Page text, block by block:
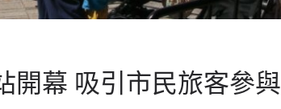
開幕 吸引市民旅客參與